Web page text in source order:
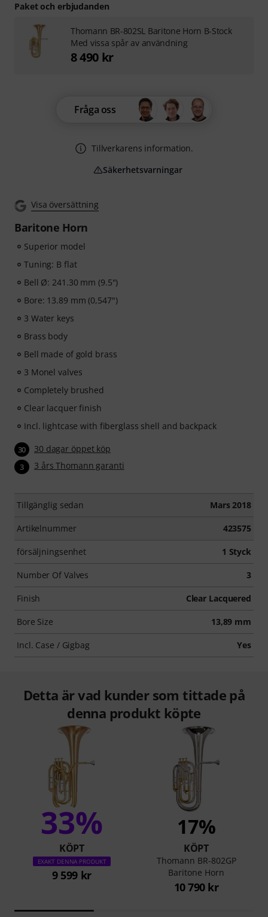
Visa översättning
Baritone Horn
Superior model
Tuning: B flat
Bell Ø: 241.30 mm (9.5")
Bore: 13.89 mm (0,547")
3 Water keys
Brass body
Bell made of gold brass
3 Monel valves
Completely brushed
Clear lacquer finish
Incl. lightcase with fiberglass shell and backpack
30 30 dagar öppet köp
3 3 års Thomann garanti
Tillgänglig sedan Mars 2018
Artikelnummer 423575
försäljningsenhet 1 Styck
Number Of Valves 3
Finish Clear Lacquered
Bore Size 13,89 mm
Incl. Case / Gigbag Yes
Fråga oss
Tillverkarens information.
Säkerhetsvarningar
Paket och erbjudanden
Thomann BR-802SL Baritone Horn B-Stock
Med vissa spår av användning
8 490 kr
Detta är vad kunder som tittade på
denna produkt köpte
33%
KÖPT
EXAKT DENNA PRODUKT
9 599 kr
17%
KÖPT
Thomann BR-802GP
Baritone Horn
10 790 kr